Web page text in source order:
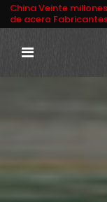
China Veinte
de acero